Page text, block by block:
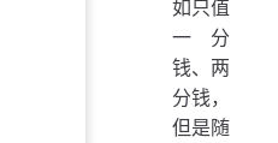
如只值
一分
钱、两
分钱，
但是随